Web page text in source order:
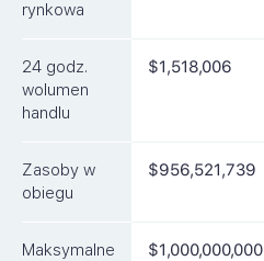
FAQ
rynkowa
24 godz.
wolumen
handlu
$1,518,006
Zasoby w
obiegu
$956,521,739
Maksymalne
$1,000,000,000